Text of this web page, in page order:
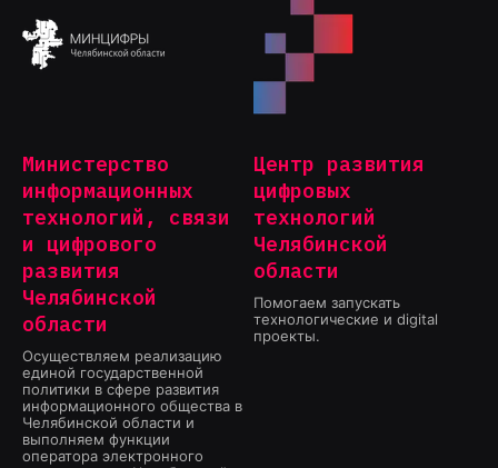
Министерство
информационных
технологий, связи
и цифрового
развития
Челябинской
области
Осуществляем реализацию
единой государственной
политики в сфере развития
информационного общества в
Челябинской области и
выполняем функции
оператора электронного
Центр развития
цифровых
технологий
Челябинской
области
Помогаем запускать
технологические и digital
проекты.